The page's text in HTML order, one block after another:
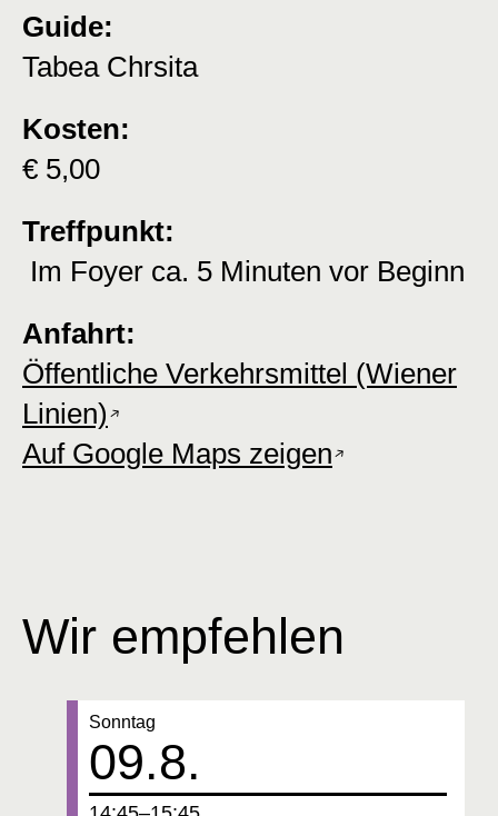
Guide:
Tabea Chrsita
Kosten:
€ 5,00
Treffpunkt:
Im Foyer ca. 5 Minuten vor Beginn
Anfahrt:
Öffentliche Verkehrsmittel (Wiener
Linien)
Auf Google Maps zeigen
Wir empfehlen
Datum:
09.8.
Sonntag
um